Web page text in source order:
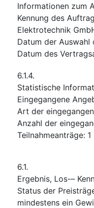
Informationen zum
Kennung des
Elektrotechnik
Datum der Auswahl
Datum des
6.1.4.
Statistische
Eingegangene
Art der
Anzahl der
Teilnahmeanträge: 1
6.1.
Ergebnis, Los-–
Status der
mindestens ein